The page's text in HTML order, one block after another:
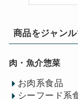
商品をジャン
肉・魚介惣菜
お肉系食品
シーフード系